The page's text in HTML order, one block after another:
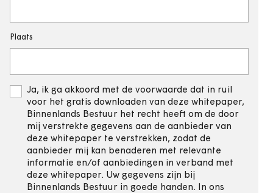
Plaats
Ja, ik ga akkoord met de voorwaarde dat in ruil
voor het gratis downloaden van deze whitepaper,
Binnenlands Bestuur het recht heeft om de door
mij verstrekte gegevens aan de aanbieder van
deze whitepaper te verstrekken, zodat de
aanbieder mij kan benaderen met relevante
informatie en/of aanbiedingen in verband met
deze whitepaper. Uw gegevens zijn bij
Binnenlands Bestuur in goede handen. In ons